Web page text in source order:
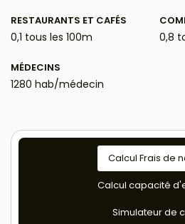
RESTAURANTS ET CAFÉS
0,1 tous les 100m 0,8
MÉDECINS
1280 hab/médecin
Calcul Frais de
Calcul capacité
Simulateur de